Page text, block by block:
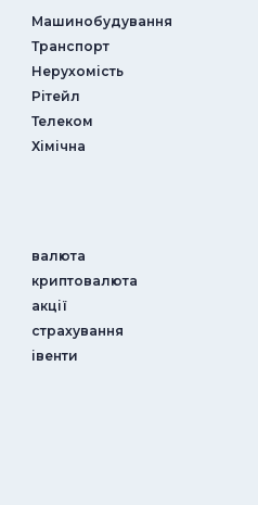
Машинобудування
Транспорт
Нерухомість
Рітейл
Телеком
Хімічна
валюта
криптовалюта
акції
страхування
iвенти